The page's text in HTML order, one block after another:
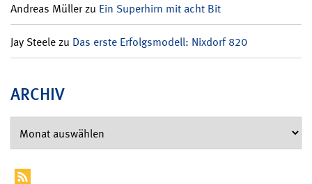
Andreas Müllerzu Ein Superhirn mit acht Bit
Jay Steelezu Das erste Erfolgsmodell: Nixdorf 820
ARCHIV